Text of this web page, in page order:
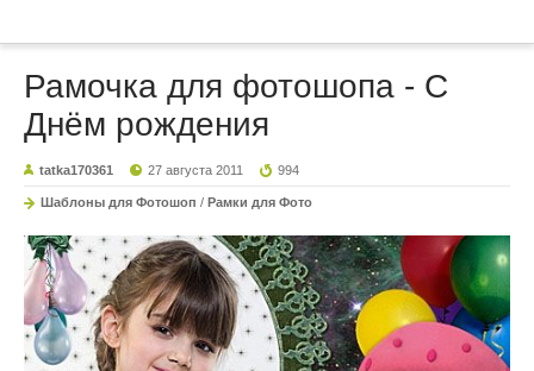
Рамочка для фотошопа - С
Днём рождения
tatka170361 27 августа 2011 994
Шаблоны для Фотошоп / Рамки для Фото